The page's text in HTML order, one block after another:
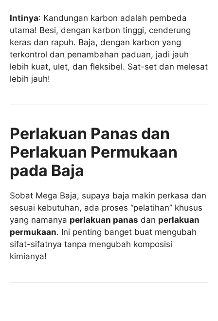
Intinya: Kandungan karbon adalah pembeda
utama! Besi, dengan karbon tinggi, cenderung
keras dan rapuh. Baja, dengan karbon yang
terkontrol dan penambahan paduan, jadi jauh
lebih kuat, ulet, dan fleksibel. Sat-set dan melesat
lebih jauh!
Perlakuan Panas dan
Perlakuan Permukaan
pada Baja
Sobat Mega Baja, supaya baja makin perkasa dan
sesuai kebutuhan, ada proses “pelatihan” khusus
yang namanya perlakuan panas dan perlakuan
permukaan. Ini penting banget buat mengubah
sifat-sifatnya tanpa mengubah komposisi
kimianya!